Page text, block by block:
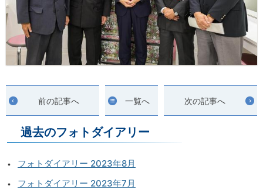
前の記事へ 一覧へ 次の記事へ
過去のフォトダイアリー
フォトダイアリー 2023年8月
フォトダイアリー 2023年7月